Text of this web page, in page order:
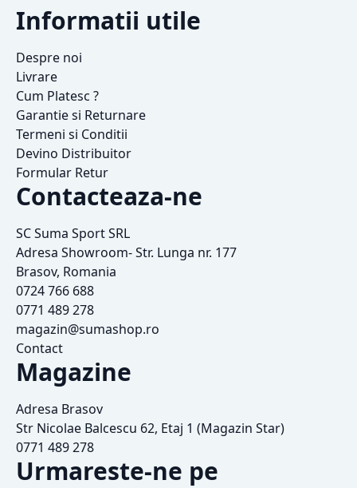
Informatii utile
Despre noi
Livrare
Cum Platesc ?
Garantie si Returnare
Termeni si Conditii
Devino Distribuitor
Formular Retur
Contacteaza-ne
SC Suma Sport SRL
Adresa Showroom- Str. Lunga nr. 177
Brasov, Romania
0724 766 688
0771 489 278
magazin@sumashop.ro
Contact
Magazine
Adresa Brasov
Str Nicolae Balcescu 62, Etaj 1 (Magazin Star)
0771 489 278
Urmareste-ne pe